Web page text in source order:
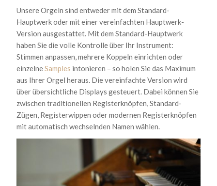
Unsere Orgeln sind entweder mit dem Standard-
Hauptwerk oder mit einer vereinfachten Hauptwerk-
Version ausgestattet. Mit dem Standard-Hauptwerk
haben Sie die volle Kontrolle über Ihr Instrument:
Stimmen anpassen, mehrere Koppeln einrichten oder
einzelneSamples intonieren – so holen Sie das Maximum
aus Ihrer Orgel heraus. Die vereinfachte Version wird
über übersichtliche Displays gesteuert. Dabei können Sie
zwischen traditionellen Registerknöpfen, Standard-
Zügen, Registerwippen oder modernen Registerknöpfen
mit automatisch wechselnden Namen wählen.